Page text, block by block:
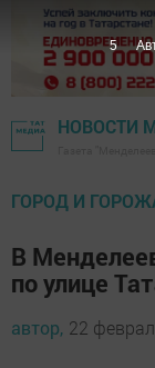
НОВОСТИ
ГОРОД И
В
по улице
автор, 22
4